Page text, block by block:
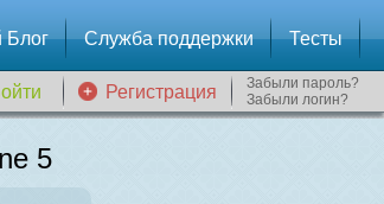
Блог Служба поддержки Тесты
Регистрация
Забыли пароль?
Забыли логин?
5